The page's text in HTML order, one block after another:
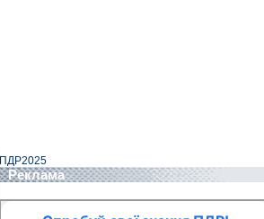
ПДР2025
Реклама